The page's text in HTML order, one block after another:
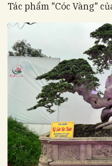
Tác phẩm "Cóc Vàng"